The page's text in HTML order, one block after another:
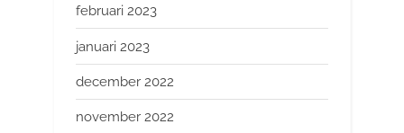
februari 2023
januari 2023
december 2022
november 2022